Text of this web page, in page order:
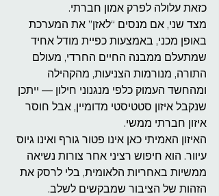
כזאת עלולה לפרק אמון חברתי.
מצד שני, אם מנסים “לאזן” את המערכת
באופן מכני, באמצעות כפיית מודל אחיד
שמתעלם ממבנה החיים החרדי, מעולם
התורה, מנורמות הצניעות, מהקהילה
ומהחשד העמוק כלפי מנגנוני חילון — ייתכן
שנקבל איזון סטטיסטי מדומיין, אבל חוסר
איזון חברתי ממשי.
האיזון האמיתי כאן אינו פטור גורף ואינו גיוס
עיוור. הוא חיפוש רציני אחר צורות נשיאה
ממשיות באחריות הלאומית, בלי לרסק את
הזהות של הציבור שמבקשים לשלב.